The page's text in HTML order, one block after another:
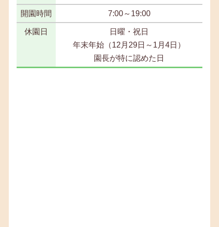
開園時間 7:00～19:00
休園日
日曜・祝日
年末年始（12月29日～1月4日）
園長が特に認めた日